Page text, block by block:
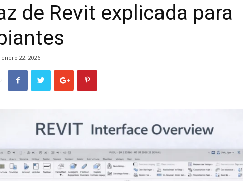
de Revit explicada para
enero 22, 2026